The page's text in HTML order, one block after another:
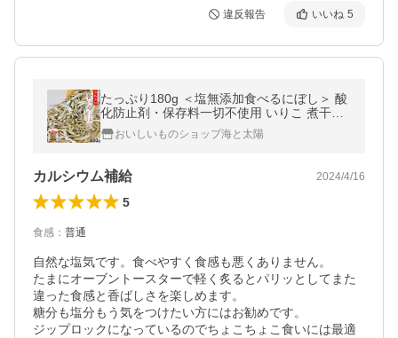
違反報告 いいね 5
たっぷり180g ＜塩無添加食べるにぼし＞ 酸
化防止剤・保存料一切不使用 いりこ 煮干し
送料無料 カタクチイワシ
おいしいものショップ海と太陽
カルシウム補給 2024/4/16
5
食感 ： 普通
自然な塩気です。食べやすく食感も悪くありません。
たまにオーブントースターで軽く炙るとパリッとしてまた
違った食感と香ばしさを楽しめます。
糖分も塩分もう気をつけたい方にはお勧めです。
ジップロックになっているのでちょこちょこ食いには最適